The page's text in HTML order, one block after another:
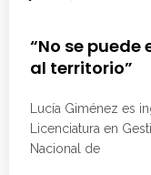
“No se
al territorio”
Lucía Giménez es
Licenciatura en
Nacional de